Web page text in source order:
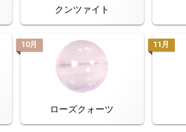
クンツァイト
10月
ローズクォーツ
11月